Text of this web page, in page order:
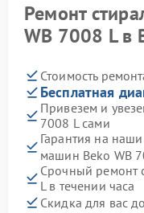
Ремонт
WB 7008 L в
Стоимость
Бесплатная
Привезем и
7008 L сами
Гарантия на
машин Beko WB
Срочный ремонт
L в течении часа
Скидка для вас до